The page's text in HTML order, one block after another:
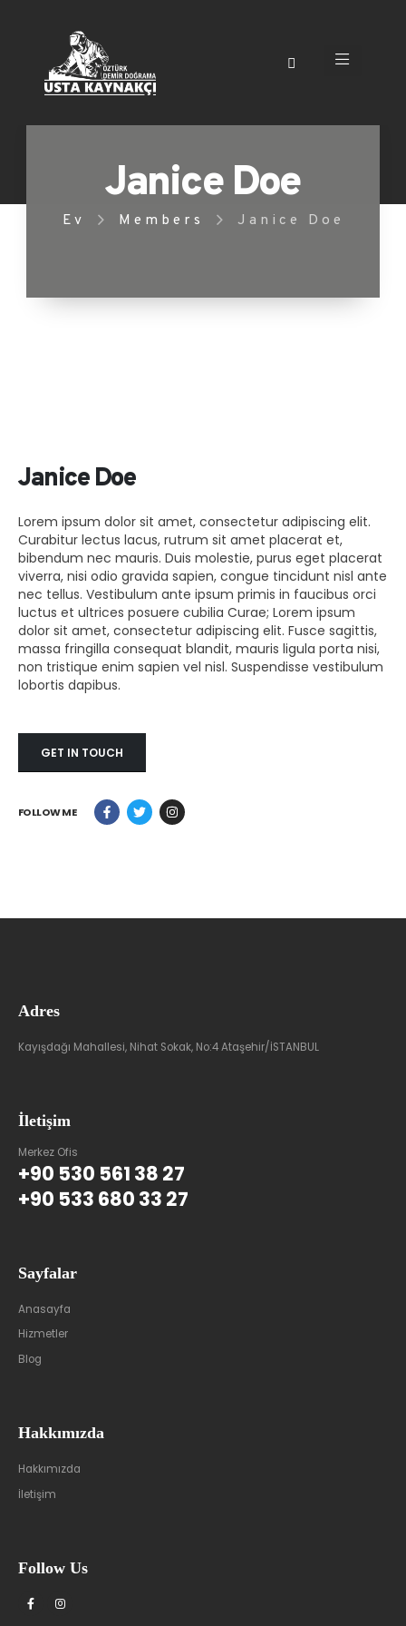
Janice Doe
Ev Members Janice Doe
Janice Doe
Lorem ipsum dolor sit amet, consectetur adipiscing elit.
Curabitur lectus lacus, rutrum sit amet placerat et,
bibendum nec mauris. Duis molestie, purus eget placerat
viverra, nisi odio gravida sapien, congue tincidunt nisl ante
nec tellus. Vestibulum ante ipsum primis in faucibus orci
luctus et ultrices posuere cubilia Curae; Lorem ipsum
dolor sit amet, consectetur adipiscing elit. Fusce sagittis,
massa fringilla consequat blandit, mauris ligula porta nisi,
non tristique enim sapien vel nisl. Suspendisse vestibulum
lobortis dapibus.
GET IN TOUCH
FOLLOW ME
Adres
Kayışdağı Mahallesi, Nihat Sokak, No:4 Ataşehir/İSTANBUL
İletişim
Merkez Ofis
+90 530 561 38 27
+90 533 680 33 27
Sayfalar
Anasayfa
Hizmetler
Blog
Hakkımızda
Hakkımızda
İletişim
Follow Us